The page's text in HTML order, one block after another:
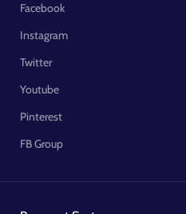
Facebook
Instagram
Twitter
Youtube
Pinterest
FB Group